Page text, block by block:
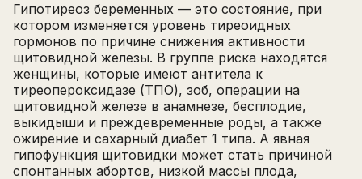
Гипотиреоз беременных — это состояние, при
котором изменяется уровень тиреоидных
гормонов по причине снижения активности
щитовидной железы. В группе риска находятся
женщины, которые имеют антитела к
тиреопероксидазе (ТПО), зоб, операции на
щитовидной железе в анамнезе, бесплодие,
выкидыши и преждевременные роды, а также
ожирение и сахарный диабет 1 типа. А явная
гипофункция щитовидки может стать причиной
спонтанных абортов, низкой массы плода,